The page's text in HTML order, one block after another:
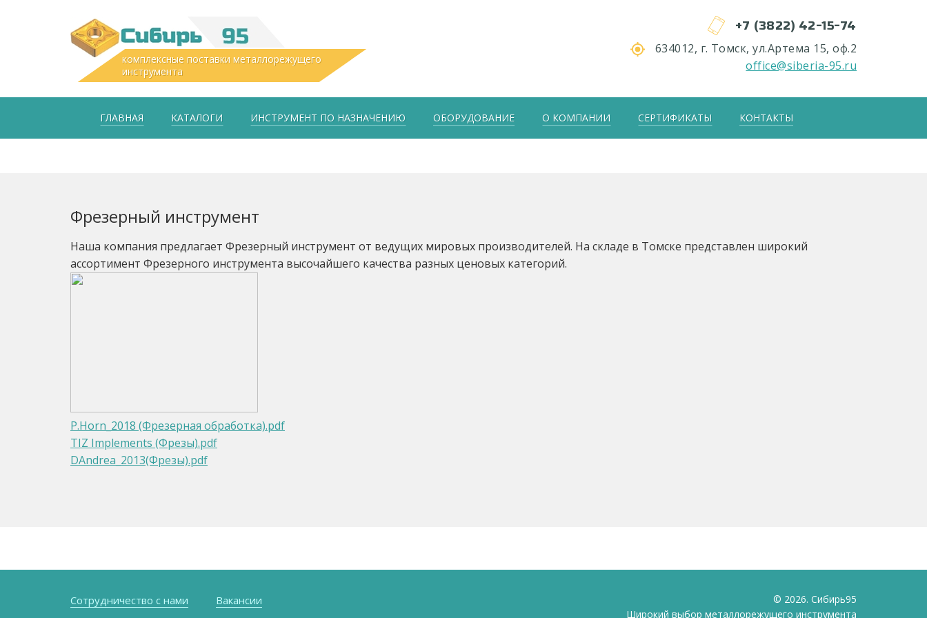
комплексные поставки металлорежущего
инструмента
+7 (3822) 42-15-74
634012, г. Томск, ул.Артема 15, оф.2
office@siberia-95.ru
ГЛАВНАЯ КАТАЛОГИ ИНСТРУМЕНТ ПО НАЗНАЧЕНИЮ ОБОРУДОВАНИЕ О КОМПАНИИ СЕРТИФИКАТЫ КОНТАКТЫ
Фрезерный инструмент
Наша компания предлагает Фрезерный инструмент от ведущих мировых производителей. На складе в Томске представлен широкий
ассортимент Фрезерного инструмента высочайшего качества разных ценовых категорий.
P.Horn_2018 (Фрезерная обработка).pdf
TIZ Implements (Фрезы).pdf
DAndrea_2013(Фрезы).pdf
Сотрудничество с нами Вакансии
© 2026. Сибирь95
Широкий выбор металлорежущего инструмента